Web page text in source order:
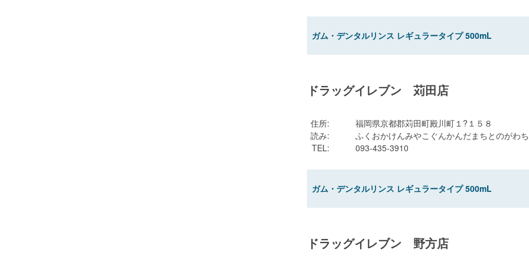
ガム・デンタルリンス レギュラータイプ 500mL
ドラッグイレブン 苅田店
住所:
福岡県京都郡苅田町殿川町１?１５８
読み:
ふくおかけんみやこぐんかんだまちとのがわ
TEL: 093-435-3910
ガム・デンタルリンス レギュラータイプ 500mL
ドラッグイレブン 野方店